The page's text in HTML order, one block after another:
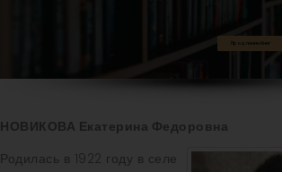
Продление Книг
НОВИКОВА Екатерина Федоровна
Родилась в 1922 году в селе